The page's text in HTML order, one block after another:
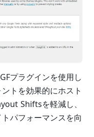
プラグインを使用し
トを効果的にホスト
Shiftsを軽減し、
パフォーマンスを向